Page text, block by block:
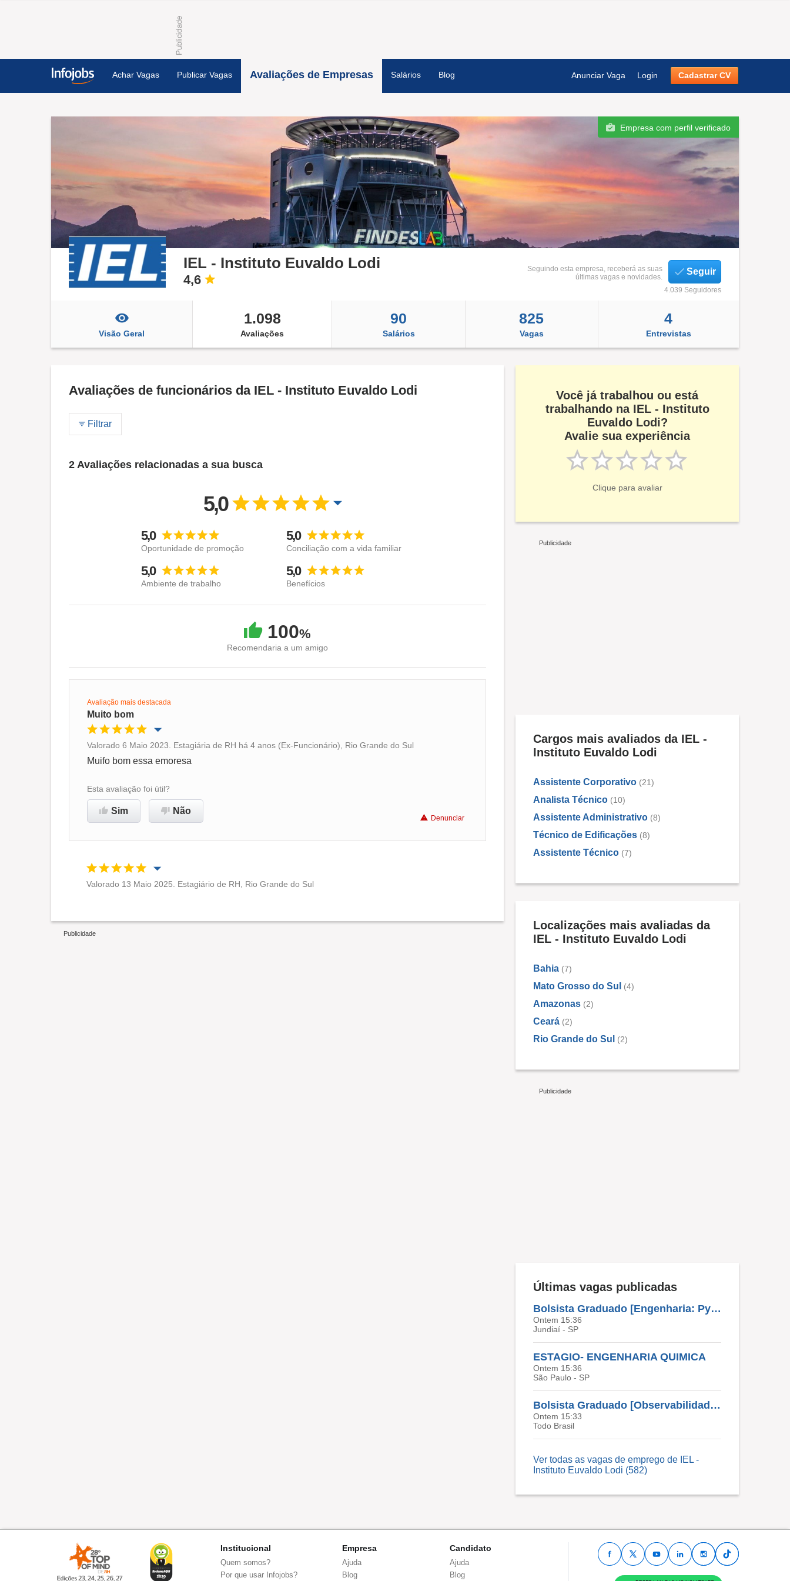
Achar Vagas Publicar Vagas Avaliações de Empresas Salários Blog Anunciar Vaga Login Cadastrar CV
Empresa com perfil verificado
IEL - Instituto Euvaldo Lodi
4,6
Seguindo esta empresa, receberá as suas
últimas vagas e novidades.
Seguir
4.039 Seguidores
Visão Geral
1.098
Avaliações
90
Salários
825
Vagas
4
Entrevistas
Avaliações de funcionários da IEL - Instituto Euvaldo Lodi
Filtrar
2 Avaliações relacionadas a sua busca
5,0
5,0
Oportunidade de promoção
5,0
Conciliação com a vida familiar
5,0
Ambiente de trabalho
5,0
Benefícios
100%
Recomendaria a um amigo
Avaliação mais destacada
Muito bom
Oportunidade de promoção
Ambiente de trabalho
Recomenda esta empresa
Valorado 6 Maio 2023. Estagiária de RH há 4 anos (Ex-Funcionário), Rio Grande do Sul
Muifo bom essa emoresa
Esta avaliação foi útil?
Sim Não
Denunciar
Ambiente de trabalho Benefícios
Valorado 13 Maio 2025. Estagiário de RH, Rio Grande do Sul
Você já trabalhou ou está
trabalhando na IEL - Instituto
Euvaldo Lodi?
Avalie sua experiência
Clique para avaliar
Cargos mais avaliados da IEL -
Instituto Euvaldo Lodi
Assistente Corporativo (21)
Analista Técnico (10)
Assistente Administrativo (8)
Técnico de Edificações (8)
Assistente Técnico (7)
Localizações mais avaliadas da
IEL - Instituto Euvaldo Lodi
Bahia (7)
Mato Grosso do Sul (4)
Amazonas (2)
Ceará (2)
Rio Grande do Sul (2)
Últimas vagas publicadas
Bolsista Graduado [Engenharia: Python, Machine Learning, Modelagem Estatística, SQL] MAHLE
Ontem 15:36
Jundiaí - SP
ESTAGIO- ENGENHARIA QUIMICA
Ontem 15:36
São Paulo - SP
Bolsista Graduado [Observabilidade, Logs, Métricas E Traces, SRE ] ICT ITAÚ
Ontem 15:33
Todo Brasil
Ver todas as vagas de emprego de IEL -
Instituto Euvaldo Lodi (582)
Institucional
Quem somos?
Por que usar Infojobs?
Empresa
Ajuda
Blog
Candidato
Ajuda
Blog